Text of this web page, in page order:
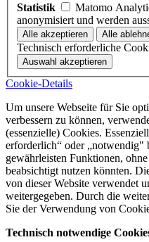
Statistik
Matomo
anonymisiert und werden
Technisch erforderliche
Cookie-Details
Um unsere Webseite für Sie
verbessern zu können,
(essenzielle) Cookies.
erforderlich“ oder „notwendig"
gewährleisten Funktionen,
beabsichtigt nutzen könnten.
von dieser Website verwendet
weitergegeben. Durch die
Sie der Verwendung von
Technisch notwendige